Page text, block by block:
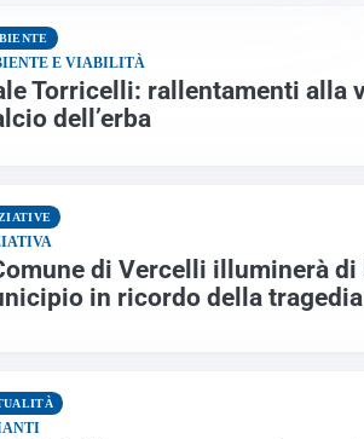
E VIABILITÀ
Torricelli: rallentamenti alla
dell’erba
di Vercelli illuminerà di
in ricordo della